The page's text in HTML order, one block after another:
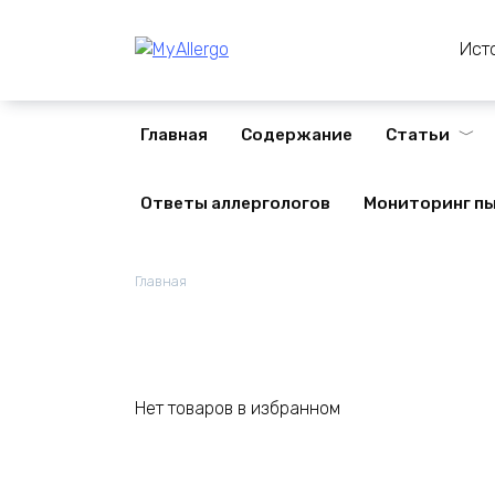
Главная Содержание Статьи
Ответы аллергологов Мониторинг
Главная
Нет товаров в избранном